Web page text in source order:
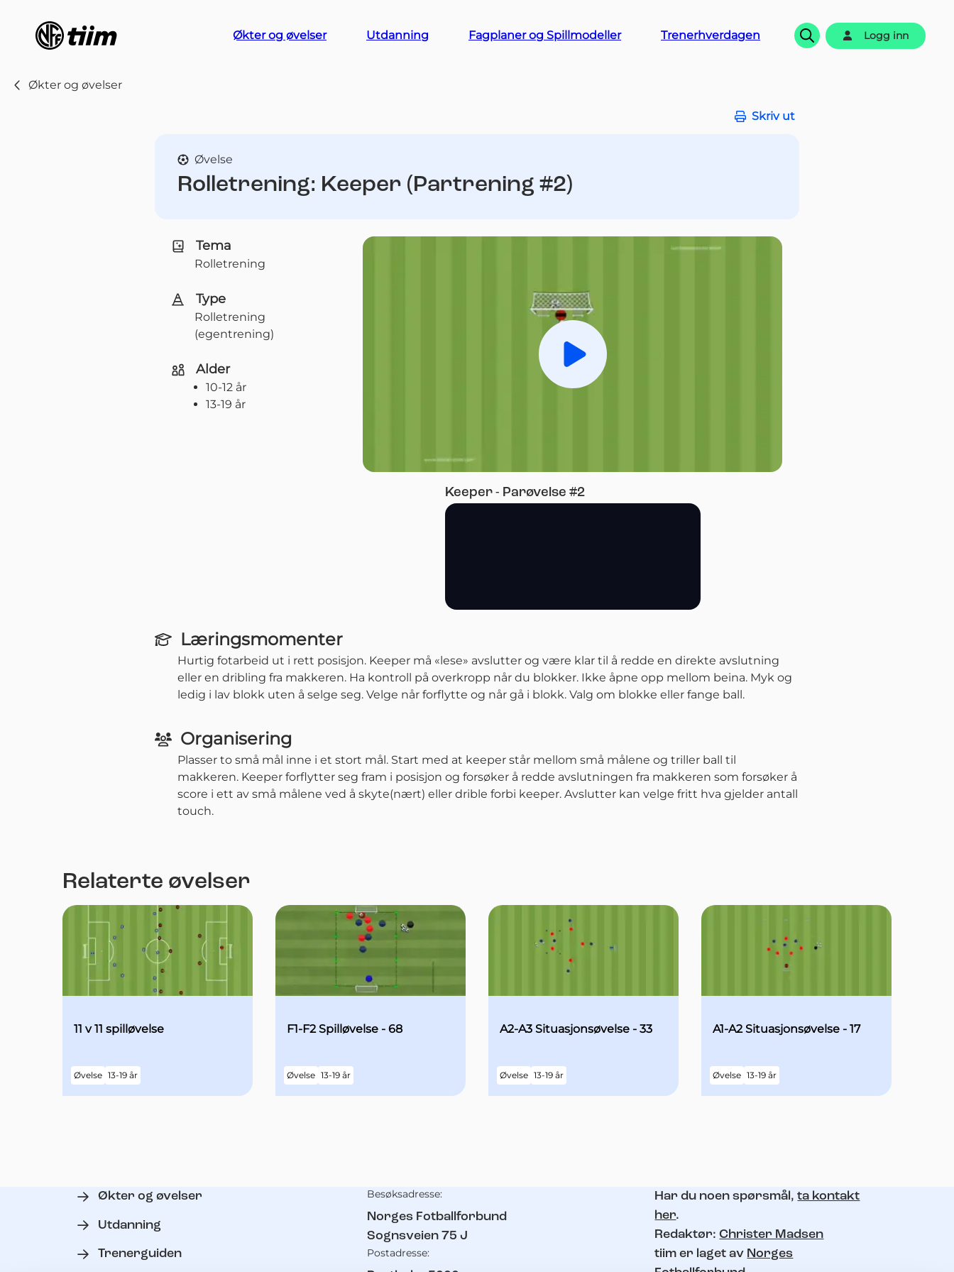
Økter og øvelser Utdanning Fagplaner og Spillmodeller Trenerhverdagen
Søk
Logg inn
Økter og øvelser
Skriv ut
Øvelse
Rolletrening: Keeper (Partrening #2)
Spill av
Keeper - Parøvelse #2
Tema
Rolletrening
Type
Rolletrening
(egentrening)
Alder
10-12 år
13-19 år
Læringsmomenter
Hurtig fotarbeid ut i rett posisjon. Keeper må «lese» avslutter og være klar til å redde en direkte avslutning
eller en dribling fra makkeren. Ha kontroll på overkropp når du blokker. Ikke åpne opp mellom beina. Myk og
ledig i lav blokk uten å selge seg. Velge når forflytte og når gå i blokk. Valg om blokke eller fange ball.
Organisering
Plasser to små mål inne i et stort mål. Start med at keeper står mellom små målene og triller ball til
makkeren. Keeper forflytter seg fram i posisjon og forsøker å redde avslutningen fra makkeren som forsøker å
score i ett av små målene ved å skyte(nært) eller drible forbi keeper. Avslutter kan velge fritt hva gjelder antall
touch.
Relaterte øvelser
11 v 11 spilløvelse
Øvelse 13-19 år
F1-F2 Spilløvelse - 68
Øvelse 13-19 år
A2-A3 Situasjonsøvelse - 33
Øvelse 13-19 år
A1-A2 Situasjonsøvelse - 17
Øvelse 13-19 år
Økter og øvelser
Utdanning
Trenerguiden
Kontaktinformasjon
Besøksadresse:
Norges Fotballforbund
Sognsveien 75 J
Postadresse:
Har du noen spørsmål,ta kontakt
her.
Redaktør:Christer Madsen
tiim er laget av Norges